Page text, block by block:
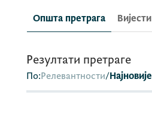
Општа претрага Вијести
Резултати претраге
По:Релевантности/Најновије